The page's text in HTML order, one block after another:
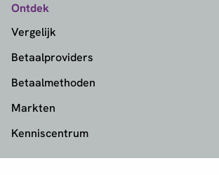
Ontdek
Vergelijk
Betaalproviders
Betaalmethoden
Markten
Kenniscentrum